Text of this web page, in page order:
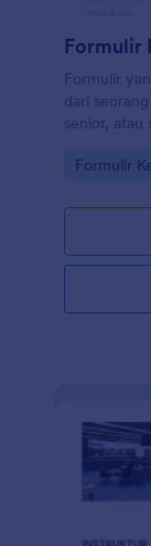
Formulir
Formulir
dari
senior, atau
ini untuk
nama
rincian
atasan,
seret dan
banyak
di Jotform!
Go to
Formulir